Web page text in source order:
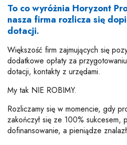
To co wyróżnia Horyzont
nasza firma rozlicza się
dotacji.
Większość firm zajmujących się
dodatkowe opłaty za
dotacji, kontakty z urzędami.
My tak NIE ROBIMY.
Rozliczamy się w momencie, gdy
zakończył się ze 100% sukcesem,
dofinansowanie, a pieniądze